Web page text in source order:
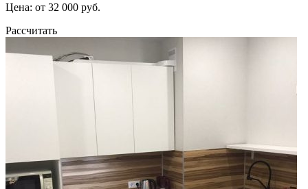
Цена: от 32 000 руб.
Рассчитать